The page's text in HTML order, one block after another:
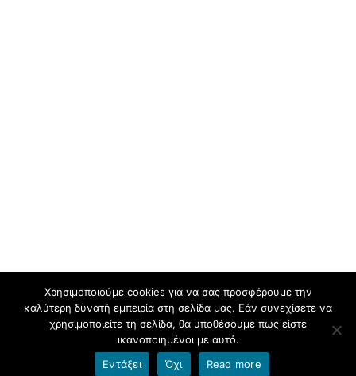
Φιλοξενείται στο https://blogs.sch.gr
. Θέμα εμφάνισης Flat-sch.
Βασισμένο στοFlat
Χρησιμοποιούμε cookies για να σας προσφέρουμε την
καλύτερη δυνατή εμπειρία στη σελίδα μας. Εάν συνεχίσετε να
χρησιμοποιείτε τη σελίδα, θα υποθέσουμε πως είστε
ικανοποιημένοι με αυτό.
Εντάξει
Όχι Read more